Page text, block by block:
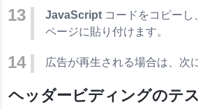
JavaScript コードをコピー
ページに貼り付けます。
広告が再生される場合は、次
ヘッダービディングのテ